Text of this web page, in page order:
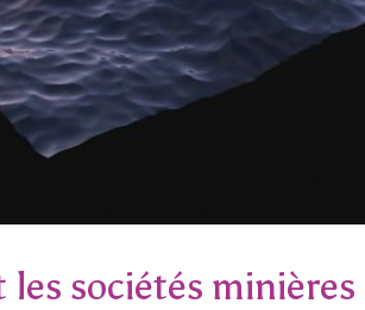
les sociétés